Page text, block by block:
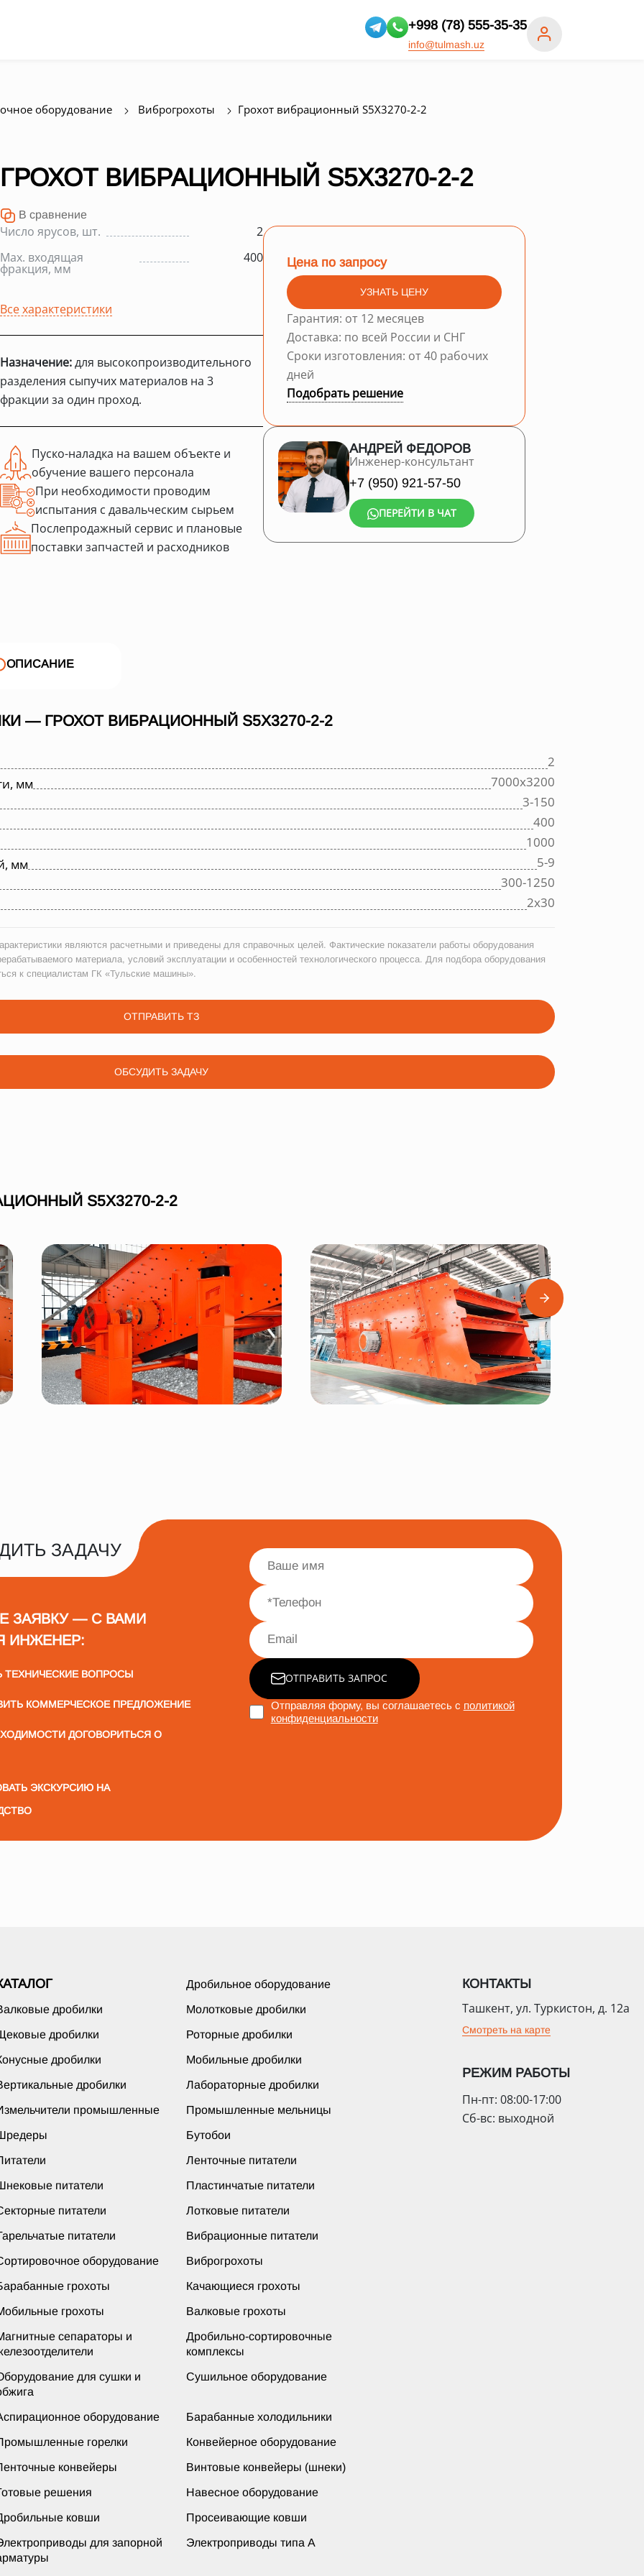
+998 (78) 555-35-35
info@tulmash.uz
оборудование Виброгрохоты Грохот вибрационный S5X3270-2-2
ГРОХОТ ВИБРАЦИОННЫЙ S5X3270-2-2
В сравнение
Число ярусов, шт.
2
Max. входящая
фракция, мм
400
Все характеристики
Назначение:для высокопроизводительного
разделения сыпучих материалов на 3
фракции за один проход.
Пуско-наладка на вашем объекте и
обучение вашего персонала
При необходимости проводим
испытания с давальческим сырьем
Послепродажный сервис и плановые
поставки запчастей и расходников
Цена по запросу
УЗНАТЬ ЦЕНУ
Гарантия: от 12 месяцев
Доставка: по всей России и СНГ
Сроки изготовления: от 40 рабочих
дней
Подобрать решение
АНДРЕЙ ФЕДОРОВ
Инженер-консультант
+7 (950) 921-57-50
ПЕРЕЙТИ В ЧАТ
ОПИСАНИЕ
— ГРОХОТ ВИБРАЦИОННЫЙ S5X3270-2-2
2
мм
7000х3200
3-150
400
1000
мм
5-9
300-1250
2х30
являются расчетными и приведены для справочных целей. Фактические показатели работы оборудования
материала, условий эксплуатации и особенностей технологического процесса. Для подбора оборудования
к специалистам ГК «Тульские машины».
ОТПРАВИТЬ ТЗ
ОБСУДИТЬ ЗАДАЧУ
S5X3270-2-2
ЗАДАЧУ
ЗАЯВКУ — С ВАМИ
ИНЖЕНЕР:
ТЕХНИЧЕСКИЕ ВОПРОСЫ
КОММЕРЧЕСКОЕ ПРЕДЛОЖЕНИЕ
ДОГОВОРИТЬСЯ О
ЭКСКУРСИЮ НА
ОТПРАВИТЬ ЗАПРОС
Отправляя форму, вы соглашаетесь с политикой
конфиденциальности
Дробильное оборудование
дробилки Молотковые дробилки
дробилки Роторные дробилки
дробилки Мобильные дробилки
дробилки Лабораторные дробилки
промышленные Промышленные мельницы
Бутобои
Ленточные питатели
питатели Пластинчатые питатели
питатели Лотковые питатели
питатели Вибрационные питатели
оборудование Виброгрохоты
грохоты Качающиеся грохоты
грохоты Валковые грохоты
сепараторы и
Дробильно-сортировочные
комплексы
для сушки и
Сушильное оборудование
оборудование Барабанные холодильники
горелки Конвейерное оборудование
конвейеры Винтовые конвейеры (шнеки)
решения Навесное оборудование
ковши Просеивающие ковши
для запорной
Электроприводы типа А
КОНТАКТЫ
Ташкент, ул. Туркистон, д. 12а
Смотреть на карте
РЕЖИМ РАБОТЫ
Пн-пт: 08:00-17:00
Сб-вс: выходной